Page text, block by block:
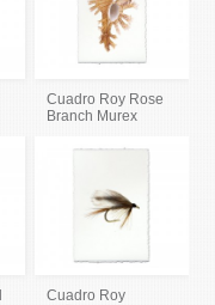
Cuadro Roy Rose
Branch Murex
Cuadro Roy